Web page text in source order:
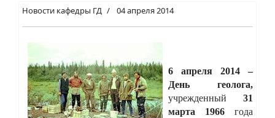
Новости кафедры ГД 04 апреля 2014
6 апреля 2014 –
День геолога,
учрежденный 31
марта 1966 года